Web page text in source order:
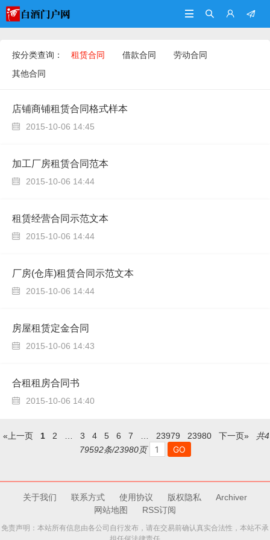




按分类查询： 租赁合同 借款合同 劳动合同
其他合同
店铺商铺租赁合同格式样本
 2015-10-06 14:45
加工厂房租赁合同范本
 2015-10-06 14:44
租赁经营合同示范文本
 2015-10-06 14:44
厂房(仓库)租赁合同示范文本
 2015-10-06 14:44
房屋租赁定金合同
 2015-10-06 14:43
合租租房合同书
 2015-10-06 14:40
«上一页 1 2 3 4 5 6 7 23979 23980 下一页»
共4
79592条/23980页
关于我们 联系方式 使用协议 版权隐私
Archiver
网站地图
RSS订阅
免责声明：本站所有信息由各公司自行发布，请在交易前确认真实合法性，本站不承